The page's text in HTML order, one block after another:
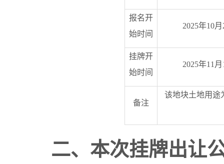
报名开
始时间
2025年10月
挂牌开
始时间
2025年11 月
备注
该地块土地用途
二、本次挂牌出让